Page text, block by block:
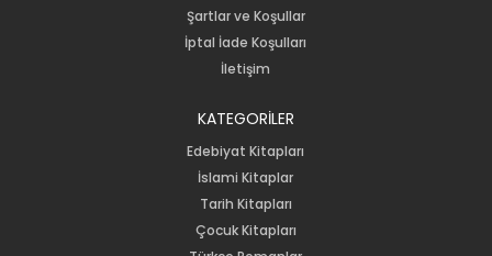
Şartlar ve Koşullar
İptal İade Koşulları
İletişim
KATEGORİLER
Edebiyat Kitapları
İslami Kitaplar
Tarih Kitapları
Çocuk Kitapları